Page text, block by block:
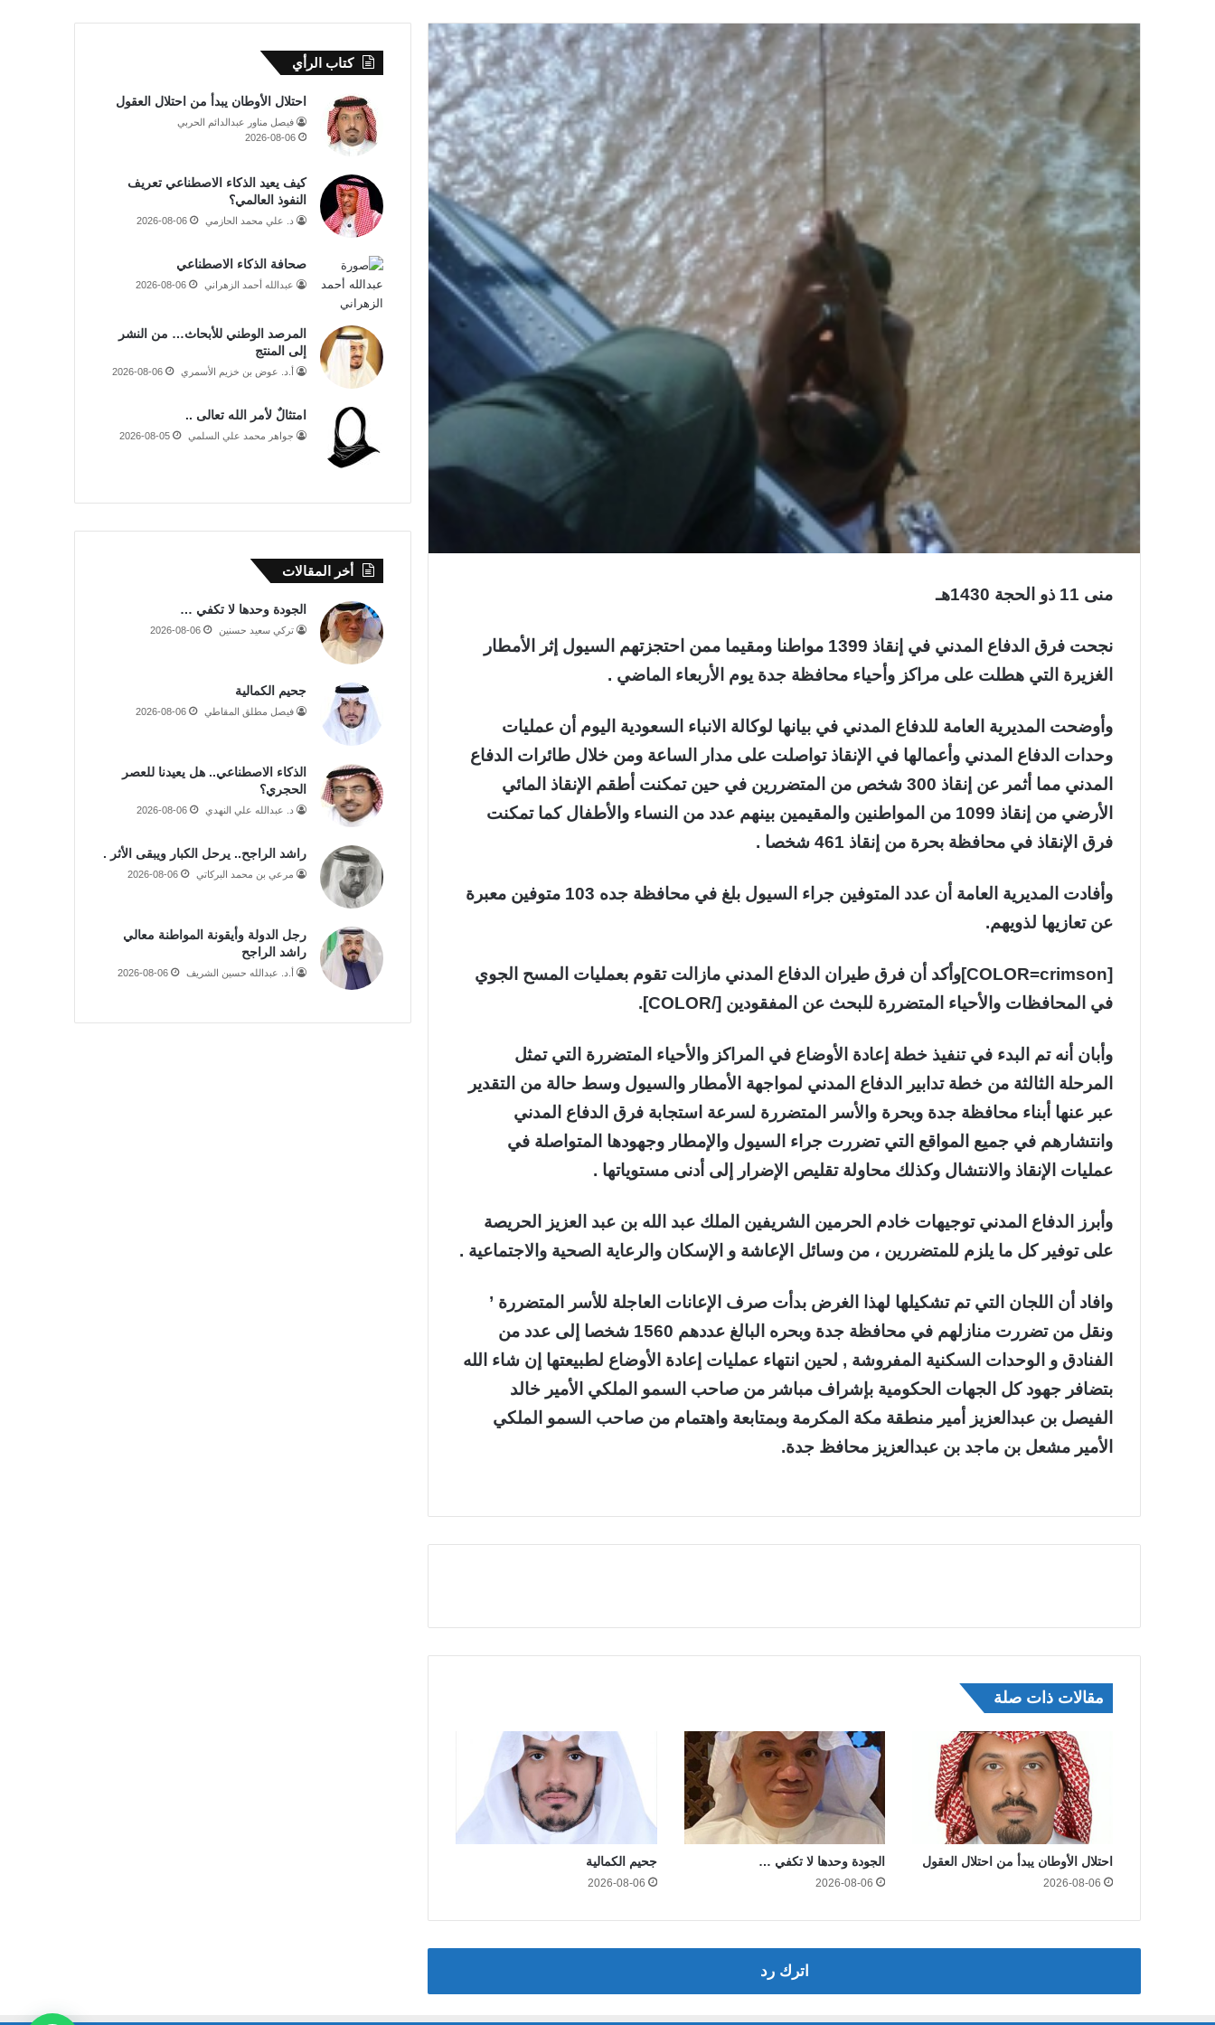
منى 11 ذو الحجة 1430هـ
نجحت فرق الدفاع المدني في إنقاذ 1399 مواطنا ومقيما ممن احتجزتهم السيول إثر الأمطار
الغزيرة التي هطلت على مراكز وأحياء محافظة جدة يوم الأربعاء الماضي .
وأوضحت المديرية العامة للدفاع المدني في بيانها لوكالة الانباء السعودية اليوم أن عمليات
وحدات الدفاع المدني وأعمالها في الإنقاذ تواصلت على مدار الساعة ومن خلال طائرات الدفاع
المدني مما أثمر عن إنقاذ 300 شخص من المتضررين في حين تمكنت أطقم الإنقاذ المائي
الأرضي من إنقاذ 1099 من المواطنين والمقيمين بينهم عدد من النساء والأطفال كما تمكنت
فرق الإنقاذ في محافظة بحرة من إنقاذ 461 شخصا .
وأفادت المديرية العامة أن عدد المتوفين جراء السيول بلغ في محافظة جده 103 متوفين معبرة
عن تعازيها لذويهم.
[COLOR=crimson]وأكد أن فرق طيران الدفاع المدني مازالت تقوم بعمليات المسح الجوي
في المحافظات والأحياء المتضررة للبحث عن المفقودين [/COLOR].
وأبان أنه تم البدء في تنفيذ خطة إعادة الأوضاع في المراكز والأحياء المتضررة التي تمثل
المرحلة الثالثة من خطة تدابير الدفاع المدني لمواجهة الأمطار والسيول وسط حالة من التقدير
عبر عنها أبناء محافظة جدة وبحرة والأسر المتضررة لسرعة استجابة فرق الدفاع المدني
وانتشارهم في جميع المواقع التي تضررت جراء السيول والإمطار وجهودها المتواصلة في
عمليات الإنقاذ والانتشال وكذلك محاولة تقليص الإضرار إلى أدنى مستوياتها .
وأبرز الدفاع المدني توجيهات خادم الحرمين الشريفين الملك عبد الله بن عبد العزيز الحريصة
على توفير كل ما يلزم للمتضررين ، من وسائل الإعاشة و الإسكان والرعاية الصحية والاجتماعية .
وافاد أن اللجان التي تم تشكيلها لهذا الغرض بدأت صرف الإعانات العاجلة للأسر المتضررة ’
ونقل من تضررت منازلهم في محافظة جدة وبحره البالغ عددهم 1560 شخصا إلى عدد من
الفنادق و الوحدات السكنية المفروشة , لحين انتهاء عمليات إعادة الأوضاع لطبيعتها إن شاء الله
بتضافر جهود كل الجهات الحكومية بإشراف مباشر من صاحب السمو الملكي الأمير خالد
الفيصل بن عبدالعزيز أمير منطقة مكة المكرمة وبمتابعة واهتمام من صاحب السمو الملكي
الأمير مشعل بن ماجد بن عبدالعزيز محافظ جدة.
مقالات ذات صلة
احتلال الأوطان يبدأ من احتلال العقول
2026-08-06
الجودة وحدها لا تكفي …
2026-08-06
جحيم الكمالية
2026-08-06
اترك رد
كتاب الرأي
احتلال الأوطان يبدأ من احتلال العقول
فيصل مناور عبدالدائم الحربي
2026-08-06
كيف يعيد الذكاء الاصطناعي تعريف
النفوذ العالمي؟
د. علي محمد الحازمي 2026-08-06
صحافة الذكاء الاصطناعي
عبدالله أحمد الزهراني 2026-08-06
المرصد الوطني للأبحاث… من النشر
إلى المنتج
أ.د. عوض بن خزيم الأسمري 2026-08-06
امتثالٌ لأمر الله تعالى ..
جواهر محمد علي السلمي 2026-08-05
أخر المقالات
الجودة وحدها لا تكفي …
تركي سعيد حسنين 2026-08-06
جحيم الكمالية
فيصل مطلق المقاطي 2026-08-06
الذكاء الاصطناعي.. هل يعيدنا للعصر
الحجري؟
د. عبدالله علي النهدي 2026-08-06
راشد الراجح.. يرحل الكبار ويبقى الأثر .
مرعي بن محمد البركاتي 2026-08-06
رجل الدولة وأيقونة المواطنة معالي
راشد الراجح
أ.د. عبدالله حسين الشريف 2026-08-06